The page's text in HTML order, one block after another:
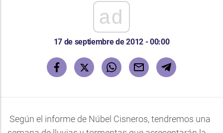
ad
17 de septiembre de 2012 - 00:00
Según el informe de Núbel Cisneros, tendremos una